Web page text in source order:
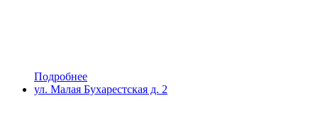
Подробнее
ул. Малая Бухарестская д. 2